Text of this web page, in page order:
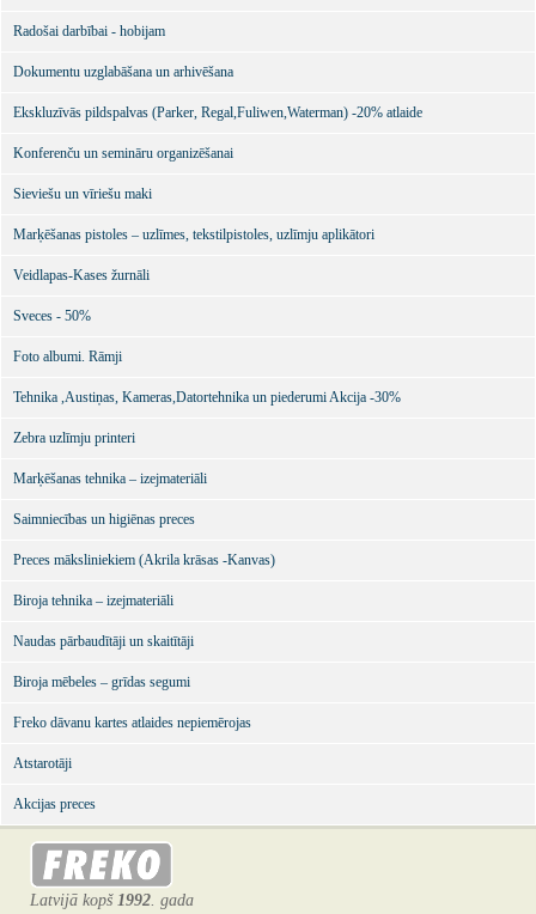
Radošai darbībai - hobijam
Dokumentu uzglabāšana un arhivēšana
Ekskluzīvās pildspalvas (Parker, Regal,Fuliwen,Waterman) -20% atlaide
Konferenču un semināru organizēšanai
Sieviešu un vīriešu maki
Marķēšanas pistoles – uzlīmes, tekstilpistoles, uzlīmju aplikātori
Veidlapas-Kases žurnāli
Sveces - 50%
Foto albumi. Rāmji
Tehnika ,Austiņas, Kameras,Datortehnika un piederumi Akcija -30%
Zebra uzlīmju printeri
Marķēšanas tehnika – izejmateriāli
Saimniecības un higiēnas preces
Preces māksliniekiem (Akrila krāsas -Kanvas)
Biroja tehnika – izejmateriāli
Naudas pārbaudītāji un skaitītāji
Biroja mēbeles – grīdas segumi
Freko dāvanu kartes atlaides nepiemērojas
Atstarotāji
Akcijas preces
Latvijā kopš 1992. gada